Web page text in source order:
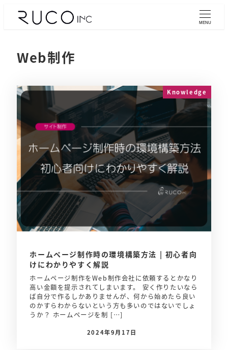
MENU
Web制作
Knowledge
ホームページ制作時の環境構築方法 | 初心者向
けにわかりやすく解説
ホームページ制作をWeb制作会社に依頼するとかなり
高い金額を提示されてしまいます。 安く作りたいなら
ば自分で作るしかありませんが、何から始めたら良い
のかすらわからないという方も多いのではないでしょ
うか？ ホームページを制 […]
2024年9月17日